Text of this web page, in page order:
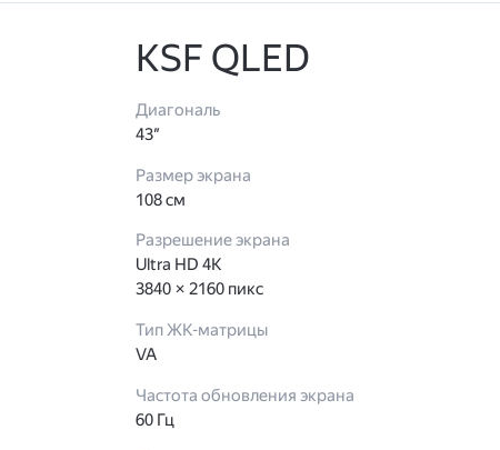
KSF QLED
Диагональ
43″
Размер экрана
108 см
Разрешение экрана
Ultra HD 4K
3840 × 2160 пикс
Тип ЖК-матрицы
VA
Частота обновления экрана
60 Гц